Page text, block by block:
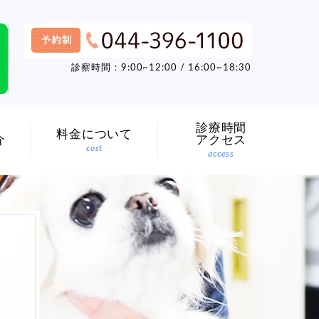
診察時間：9:00~12:00 / 16:00~18:30
料金について
cost
診療時間
アクセス
access